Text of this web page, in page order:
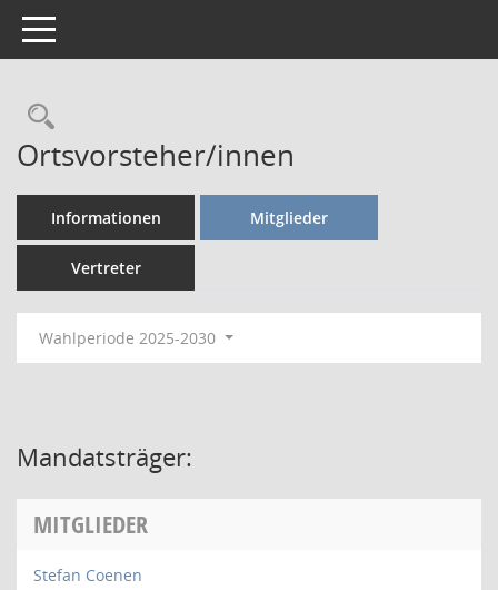
Toggle navigation
Rechercheauswahl
Ortsvorsteher/innen
Informationen Mitglieder
Vertreter
Wahlperiode 2025-2030
Mandatsträger:
MITGLIEDER
Stefan Coenen